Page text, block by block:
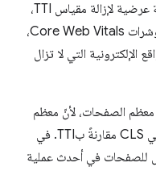
إنّ الزيادة في وزن مقياس CLS هي نتيجة عرضية لإزالة مقياس TTI،
ولكنّها تعكس بشكل أفضل أهميته كأحد مؤشرات Core Web Vitals،
الإلكترونية التي لا تزال
معظم الصفحات، لأنّ معظم
الصفحات تميل إلى تحقيق نتيجة أفضل في CLS مقارنةً بTTI. في
عملية تحميل للصفحات في أحدث عملية